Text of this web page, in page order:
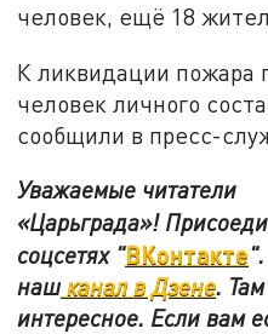
человек, ещё 18
К ликвидации пожара
человек личного
сообщили в пресс-
Уважаемые читатели
«Царьграда»!
соцсетях "ВКонтакте".
нашканал в Дзене.
интересное. Если вам